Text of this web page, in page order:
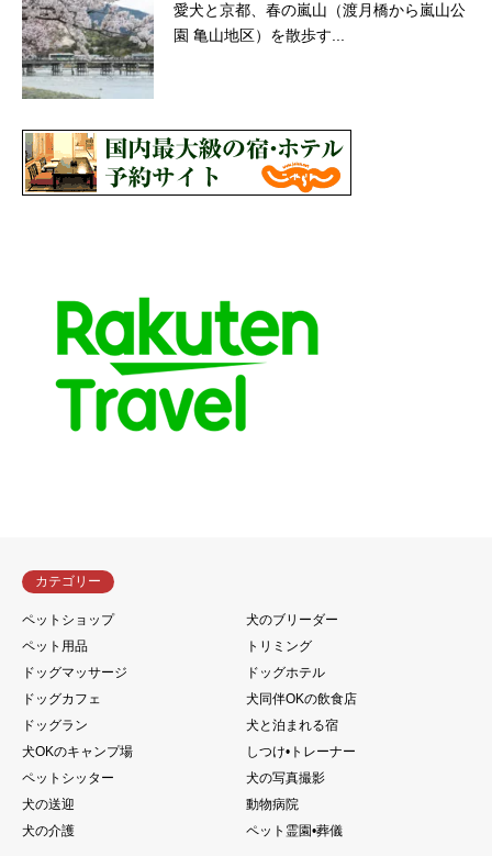
愛犬と京都、春の嵐山（渡月橋から嵐山公
園 亀山地区）を散歩す...
カテゴリー
ペットショップ
犬のブリーダー
ペット用品
トリミング
ドッグマッサージ
ドッグホテル
ドッグカフェ
犬同伴OKの飲食店
ドッグラン
犬と泊まれる宿
犬OKのキャンプ場
しつけ•トレーナー
ペットシッター
犬の写真撮影
犬の送迎
動物病院
犬の介護
ペット霊園•葬儀